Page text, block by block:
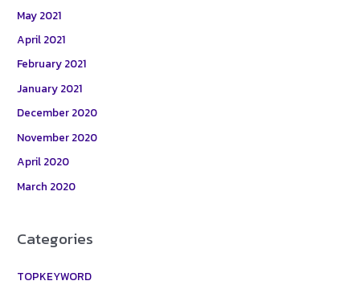
May 2021
April 2021
February 2021
January 2021
December 2020
November 2020
April 2020
March 2020
Categories
TOPKEYWORD